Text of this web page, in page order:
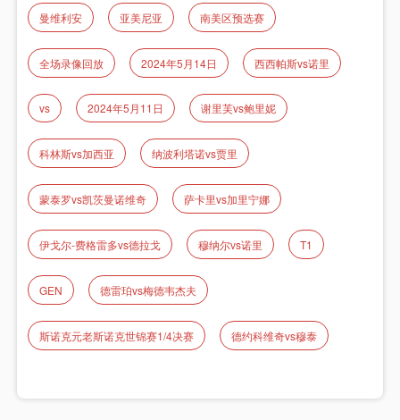
曼维利安 亚美尼亚 南美区预选赛
全场录像回放 2024年5月14日 西西帕斯vs诺里
vs 2024年5月11日 谢里芙vs鲍里妮
科林斯vs加西亚 纳波利塔诺vs贾里
蒙泰罗vs凯茨曼诺维奇 萨卡里vs加里宁娜
伊戈尔-费格雷多vs德拉戈 穆纳尔vs诺里 T1
GEN 德雷珀vs梅德韦杰夫
斯诺克元老斯诺克世锦赛1/4决赛 德约科维奇vs穆泰